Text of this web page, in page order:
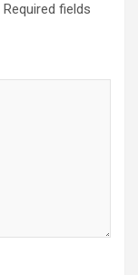
Required fields